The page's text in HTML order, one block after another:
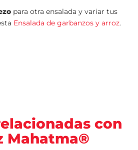
para otra ensalada y variar tus
Ensalada de garbanzos y arroz.
con
Mahatma®